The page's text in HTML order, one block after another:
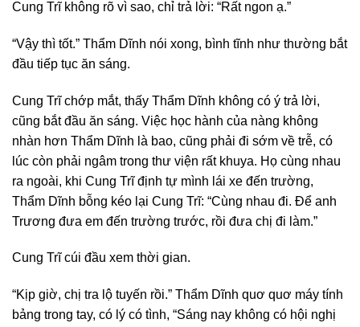
Cung Trĩ không rõ vì sao, chỉ trả lời: “Rất ngon ạ.”
“Vậy thì tốt.” Thẩm Dĩnh nói xong, bình tĩnh như thường bắt
đầu tiếp tục ăn sáng.
Cung Trĩ chớp mắt, thấy Thẩm Dĩnh không có ý trả lời,
cũng bắt đầu ăn sáng. Việc học hành của nàng không
nhàn hơn Thẩm Dĩnh là bao, cũng phải đi sớm về trễ, có
lúc còn phải ngâm trong thư viện rất khuya. Họ cùng nhau
ra ngoài, khi Cung Trĩ định tự mình lái xe đến trường,
Thẩm Dĩnh bỗng kéo lại Cung Trĩ: “Cùng nhau đi. Để anh
Trương đưa em đến trường trước, rồi đưa chị đi làm.”
Cung Trĩ cúi đầu xem thời gian.
“Kịp giờ, chị tra lộ tuyến rồi.” Thẩm Dĩnh quơ quơ máy tính
bảng trong tay, có lý có tình, “Sáng nay không có hội nghị